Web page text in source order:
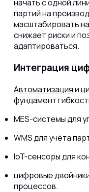
начать с одной
партий на
масштабировать
снижает риски и
адаптироваться.
Интеграция
Автоматизацияи
фундамент
MES-системы для
WMS для учёта
IoT-сенсоры для
цифровые
процессов.